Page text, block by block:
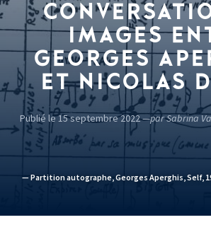
IMAGES
GEORGES
ET NICOLAS
Publié le 15 septembre 2022 —par Sabrina
— Partition autographe, Georges Aperghis, Self,